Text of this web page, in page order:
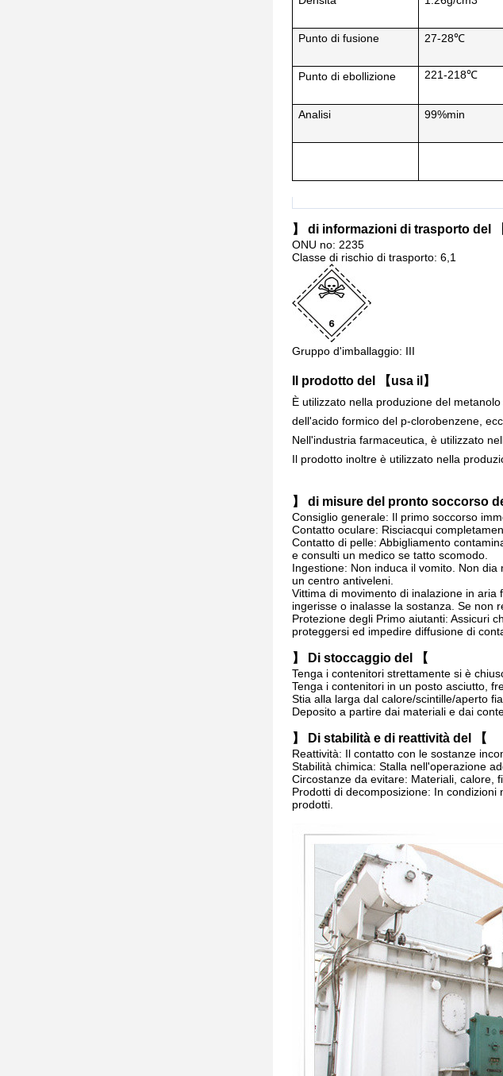
Punto di fusione 27-28℃
Punto di ebollizione 221-218℃
Analisi 99%min
】 di informazioni di trasporto del
ONU no: 2235
Classe di rischio di trasporto: 6,1
Gruppo d'imballaggio: III
Il prodotto del 【usa il】
È utilizzato nella produzione del
dell'acido formico del p-clorobenzene, ecc.
Nell'industria farmaceutica, è utilizzato
Il prodotto inoltre è utilizzato nella
】 di misure del pronto soccorso
Consiglio generale: Il primo soccorso
Contatto oculare: Risciacqui
Contatto di pelle: Abbigliamento
e consulti un medico se tatto scomodo.
Ingestione: Non induca il vomito. Non
un centro antiveleni.
Vittima di movimento di inalazione in aria
ingerisse o inalasse la sostanza. Se non
Protezione degli Primo aiutanti: Assicuri
proteggersi ed impedire diffusione di
】 Di stoccaggio del 【
Tenga i contenitori strettamente si è
Tenga i contenitori in un posto asciutto,
Stia alla larga dal calore/scintille/aperto
Deposito a partire dai materiali e dai
】 Di stabilità e di reattività del 【
Reattività: Il contatto con le sostanze
Stabilità chimica: Stalla nell'operazione
Circostanze da evitare: Materiali, calore,
Prodotti di decomposizione: In
prodotti.